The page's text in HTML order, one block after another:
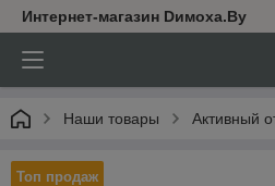
Интернет-магазин Dимoхa.By
Наши товары Активный
Топ продаж